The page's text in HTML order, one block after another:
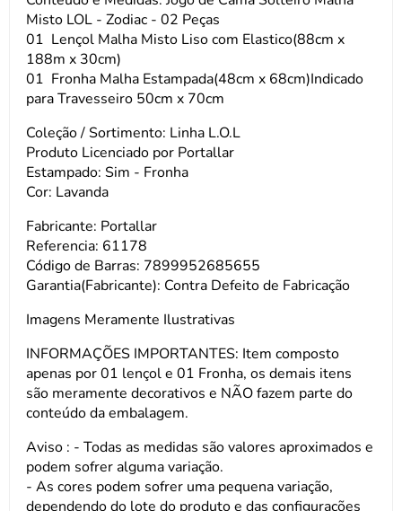
Misto LOL - Zodiac - 02 Peças
01 Lençol Malha Misto Liso com Elastico(88cm x
188m x 30cm)
01 Fronha Malha Estampada(48cm x 68cm)Indicado
para Travesseiro 50cm x 70cm
Coleção / Sortimento: Linha L.O.L
Produto Licenciado por Portallar
Estampado: Sim - Fronha
Cor: Lavanda
Fabricante: Portallar
Referencia: 61178
Código de Barras: 7899952685655
Garantia(Fabricante): Contra Defeito de Fabricação
Imagens Meramente Ilustrativas
INFORMAÇÕES IMPORTANTES: Item composto
apenas por 01 lençol e 01 Fronha, os demais itens
são meramente decorativos e NÃO fazem parte do
conteúdo da embalagem.
Aviso : - Todas as medidas são valores aproximados e
podem sofrer alguma variação.
- As cores podem sofrer uma pequena variação,
dependendo do lote do produto e das configurações